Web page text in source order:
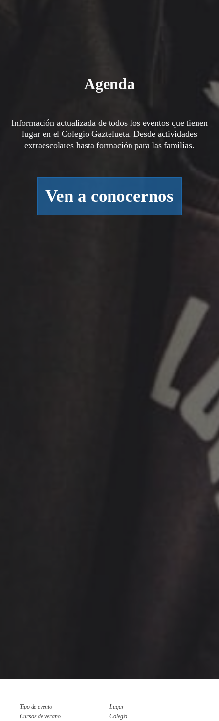
Agenda
Información actualizada de todos los eventos que tienen
lugar en el Colegio Gaztelueta. Desde actividades
extraescolares hasta formación para las familias.
Ven a conocernos
Tipo de evento
Cursos de verano
Lugar
Colegio